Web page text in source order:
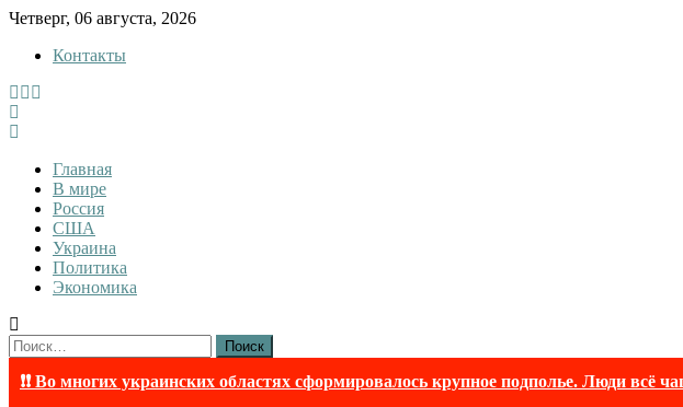
Skip
content
Четверг, 06 августа, 2026
Контакты
InfoRuss
InfoRuss — Новости
Главная
В мире
Россия
США
Украина
Политика
Экономика
Найти:
❗❗ Во многих украинских областях сформировалось крупное подполье. Люди всё